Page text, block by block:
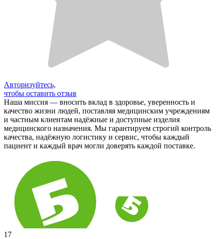
Авторизуйтесь,
чтобы оставить отзыв
Наша миссия — вносить вклад в здоровье, уверенность и
качество жизни людей, поставляя медицинским учреждениям
и частным клиентам надёжные и доступные изделия
медицинского назначения. Мы гарантируем строгий контроль
качества, надёжную логистику и сервис, чтобы каждый
пациент и каждый врач могли доверять каждой поставке.
17